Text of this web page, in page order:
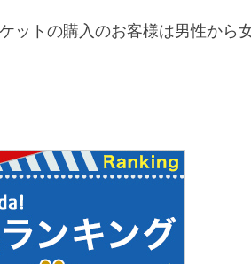
ットの購入のお客様は男性から